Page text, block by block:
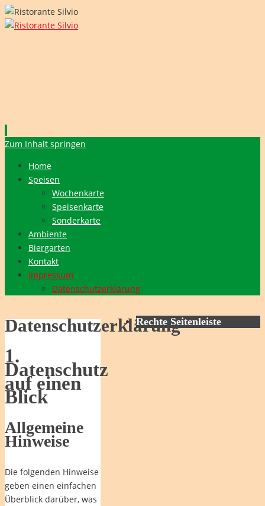
Zum Inhalt springen
Home
Speisen
Wochenkarte
Speisenkarte
Sonderkarte
Ambiente
Biergarten
Kontakt
Impressum
Datenschutzerklärung
Datenschutzerklärung
1.
Datenschutz
auf einen
Blick
Allgemeine
Hinweise
Die folgenden Hinweise
geben einen einfachen
Überblick darüber, was
Rechte Seitenleiste